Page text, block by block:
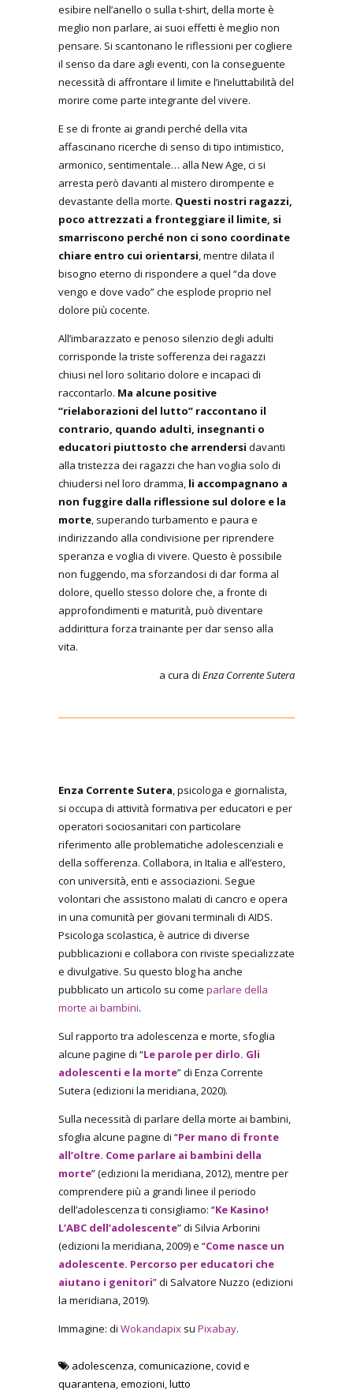
esibire nell’anello o sulla t-shirt, della morte è
meglio non parlare, ai suoi effetti è meglio non
pensare. Si scantonano le riflessioni per cogliere
il senso da dare agli eventi, con la conseguente
necessità di affrontare il limite e l’ineluttabilità del
morire come parte integrante del vivere.
E se di fronte ai grandi perché della vita
affascinano ricerche di senso di tipo intimistico,
armonico, sentimentale… alla New Age, ci si
arresta però davanti al mistero dirompente e
devastante della morte. Questi nostri ragazzi,
poco attrezzati a fronteggiare il limite, si
smarriscono perché non ci sono coordinate
chiare entro cui orientarsi, mentre dilata il
bisogno eterno di rispondere a quel “da dove
vengo e dove vado” che esplode proprio nel
dolore più cocente.
All’imbarazzato e penoso silenzio degli adulti
corrisponde la triste sofferenza dei ragazzi
chiusi nel loro solitario dolore e incapaci di
raccontarlo. Ma alcune positive
“rielaborazioni del lutto” raccontano il
contrario, quando adulti, insegnanti o
educatori piuttosto che arrendersi davanti
alla tristezza dei ragazzi che han voglia solo di
chiudersi nel loro dramma, li accompagnano a
non fuggire dalla riflessione sul dolore e la
morte, superando turbamento e paura e
indirizzando alla condivisione per riprendere
speranza e voglia di vivere. Questo è possibile
non fuggendo, ma sforzandosi di dar forma al
dolore, quello stesso dolore che, a fronte di
approfondimenti e maturità, può diventare
addirittura forza trainante per dar senso alla
vita.
a cura di Enza Corrente Sutera
Enza Corrente Sutera, psicologa e giornalista,
si occupa di attività formativa per educatori e per
operatori sociosanitari con particolare
riferimento alle problematiche adolescenziali e
della sofferenza. Collabora, in Italia e all’estero,
con università, enti e associazioni. Segue
volontari che assistono malati di cancro e opera
in una comunità per giovani terminali di AIDS.
Psicologa scolastica, è autrice di diverse
pubblicazioni e collabora con riviste specializzate
e divulgative. Su questo blog ha anche
pubblicato un articolo su come parlare della
morte ai bambini.
Sul rapporto tra adolescenza e morte, sfoglia
alcune pagine di “Le parole per dirlo. Gli
adolescenti e la morte” di Enza Corrente
Sutera (edizioni la meridiana, 2020).
Sulla necessità di parlare della morte ai bambini,
sfoglia alcune pagine di “Per mano di fronte
all’oltre. Come parlare ai bambini della
morte” (edizioni la meridiana, 2012), mentre per
comprendere più a grandi linee il periodo
dell’adolescenza ti consigliamo: “Ke Kasino!
L’ABC dell’adolescente” di Silvia Arborini
(edizioni la meridiana, 2009) e “Come nasce un
adolescente. Percorso per educatori che
aiutano i genitori” di Salvatore Nuzzo (edizioni
la meridiana, 2019).
Immagine: di Wokandapix su Pixabay.
adolescenza,comunicazione,covid e
quarantena,emozioni,lutto